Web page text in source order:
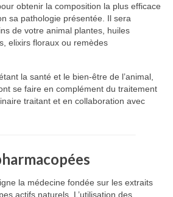
obtenir la composition la plus efficace
sa pathologie présentée. Il sera
de votre animal plantes, huiles
elixirs floraux ou remèdes
la santé et le bien-être de l’animal,
se faire en complément du traitement
traitant et en collaboration avec
la médecine fondée sur les extraits
actifs naturels. L’utilisation des